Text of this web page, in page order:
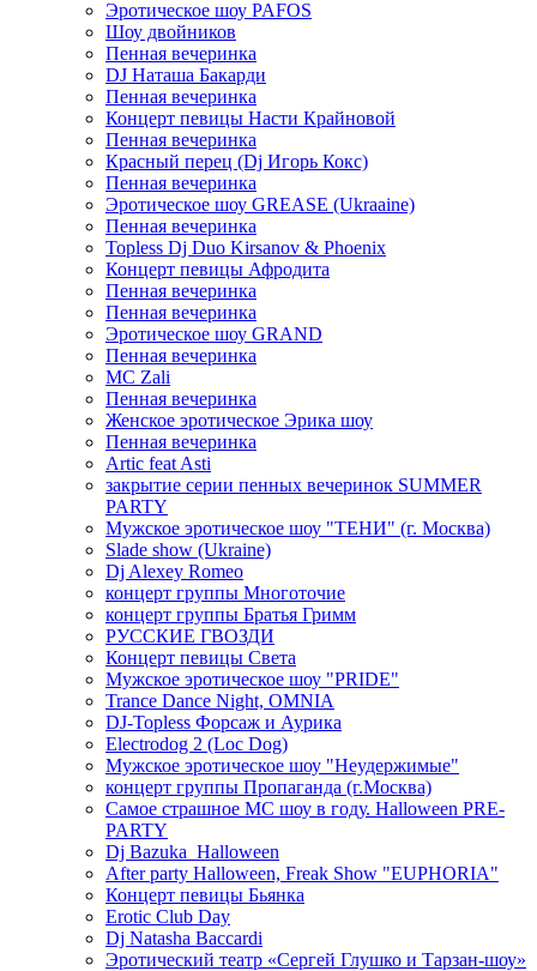
Эротическое шоу PAFOS
Шоу двойников
Пенная вечеринка
DJ Наташа Бакарди
Пенная вечеринка
Концерт певицы Насти Крайновой
Пенная вечеринка
Красный перец (Dj Игорь Кокс)
Пенная вечеринка
Эротическое шоу GREASE (Ukraaine)
Пенная вечеринка
Topless Dj Duo Kirsanov & Phoenix
Концерт певицы Афродита
Пенная вечеринка
Пенная вечеринка
Эротическое шоу GRAND
Пенная вечеринка
MC Zali
Пенная вечеринка
Женское эротическое Эрика шоу
Пенная вечеринка
Artic feat Asti
закрытие серии пенных вечеринок SUMMER
PARTY
Мужское эротическое шоу "ТЕНИ" (г. Москва)
Slade show (Ukraine)
Dj Alexey Romeo
концерт группы Многоточие
концерт группы Братья Гримм
РУССКИЕ ГВОЗДИ
Концерт певицы Света
Мужское эротическое шоу "PRIDE"
Trance Dance Night, OMNIA
DJ-Topless Форсаж и Аурика
Electrodog 2 (Loc Dog)
Мужское эротическое шоу "Неудержимые"
концерт группы Пропаганда (г.Москва)
Самое страшное МС шоу в году. Halloween PRE-
PARTY
Dj Bazuka_Halloween
After party Halloween, Freak Show "EUPHORIA"
Концерт певицы Бьянка
Erotic Club Day
Dj Natasha Baccardi
Эротический театр «Сергей Глушко и Тарзан-шоу»